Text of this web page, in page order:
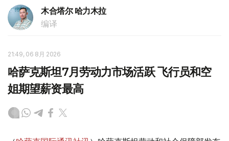
木合塔尔 哈力木拉
编译
21:49, 06 8月 2026
哈萨克斯坦7月劳动力市场活跃 飞行员和空
姐期望薪资最高